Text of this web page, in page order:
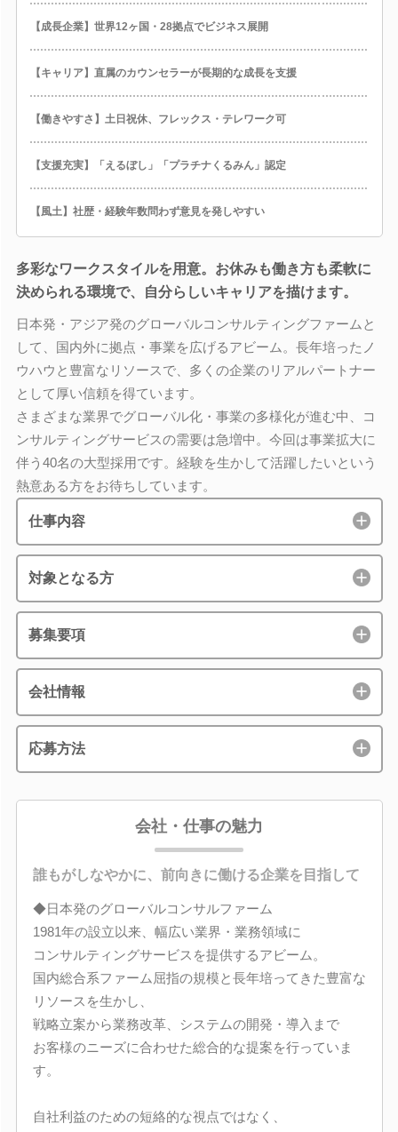
【成長企業】世界12ヶ国・28拠点でビジネス展開
【キャリア】直属のカウンセラーが長期的な成長を支援
【働きやすさ】土日祝休、フレックス・テレワーク可
【支援充実】「えるぼし」「プラチナくるみん」認定
【風土】社歴・経験年数問わず意見を発しやすい
多彩なワークスタイルを用意。お休みも働き方も柔軟に
決められる環境で、自分らしいキャリアを描けます。
日本発・アジア発のグローバルコンサルティングファームと
して、国内外に拠点・事業を広げるアビーム。長年培ったノ
ウハウと豊富なリソースで、多くの企業のリアルパートナー
として厚い信頼を得ています。
さまざまな業界でグローバル化・事業の多様化が進む中、コ
ンサルティングサービスの需要は急増中。今回は事業拡大に
伴う40名の大型採用です。経験を生かして活躍したいという
熱意ある方をお待ちしています。
仕事内容
対象となる方
募集要項
会社情報
応募方法
会社・仕事の魅力
誰もがしなやかに、前向きに働ける企業を目指して
◆日本発のグローバルコンサルファーム
1981年の設立以来、幅広い業界・業務領域に
コンサルティングサービスを提供するアビーム。
国内総合系ファーム屈指の規模と長年培ってきた豊富な
リソースを生かし、
戦略立案から業務改革、システムの開発・導入まで
お客様のニーズに合わせた総合的な提案を行っていま
す。
自社利益のための短絡的な視点ではなく、